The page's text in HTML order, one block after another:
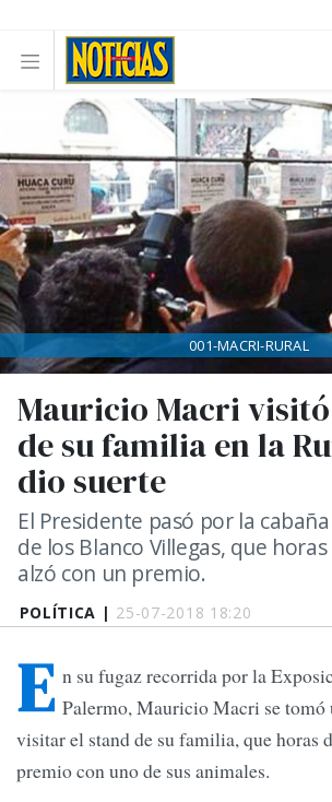
POLÍTICA | 25-07-2018 18:20
Mauricio Macri
de su familia en la
dio suerte
El Presidente pasó por la
de los Blanco Villegas, que
alzó con un premio.
001-MACRI-RURAL
E n su fugaz recorrida por la
Palermo, Mauricio Macri se tomó
visitar el stand de su familia, que horas
premio con uno de sus animales.